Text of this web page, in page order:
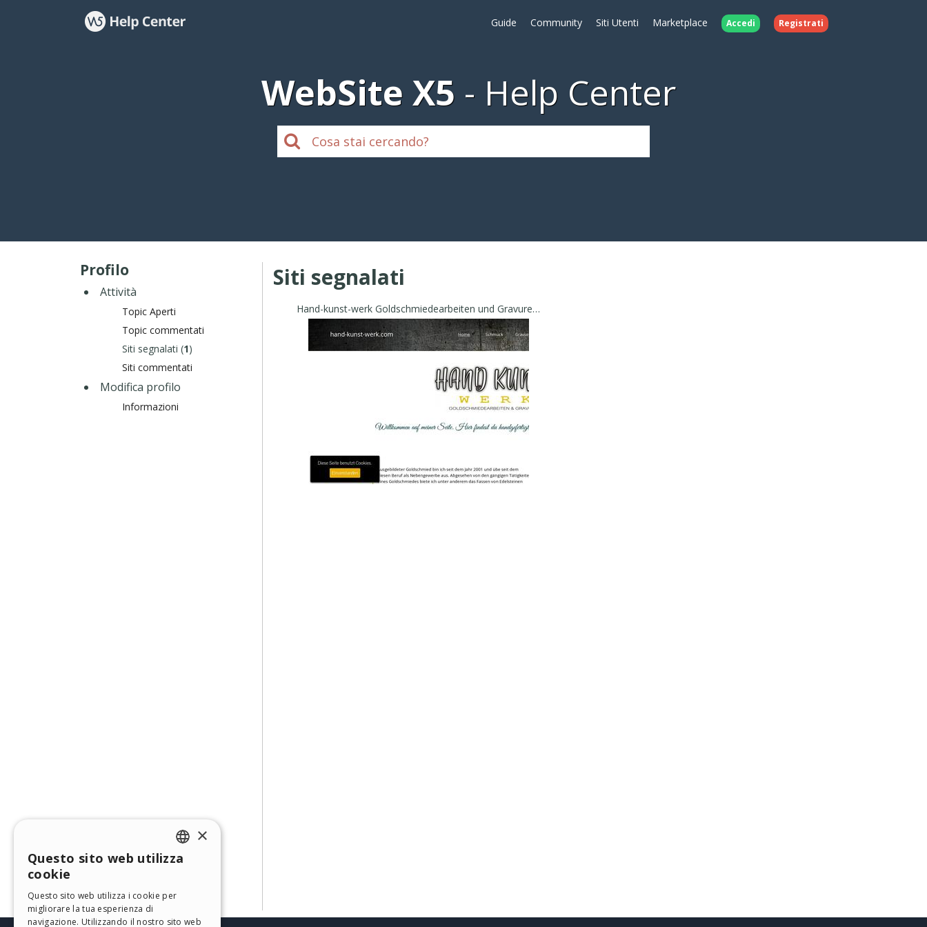
Guide Community Siti Utenti Marketplace Accedi Registrati
WebSite X5 Help Center
Profilo
Attività
Topic Aperti
Topic commentati
Siti segnalati (1)
Siti commentati
Modifica profilo
Informazioni
Siti segnalati
Hand-kunst-werk Goldschmiedearbeiten und Gravuren von Guido Lautsch
ENGLISH
×
Questo sito web utilizza
cookie
Questo sito web utilizza i cookie per
migliorare la tua esperienza di
navigazione. Utilizzando il nostro sito web